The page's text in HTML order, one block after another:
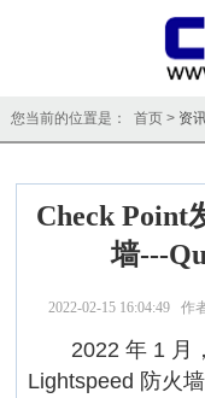
您当前的位置是： 首页 > 资
Check Point
墙---
2022-02-15 16:04:49
2022 年 1 月，
Lightspeed 防火